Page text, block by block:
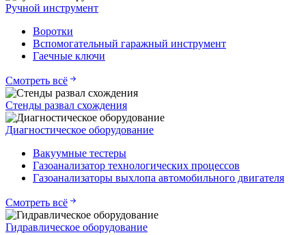
Ручной инструмент
Воротки
Вспомогательный гаражный инструмент
Гаечные ключи
Смотреть всё
Стенды развал схождения
Диагностическое оборудование
Вакуумные тестеры
Газоанализатор технологических процессов
Газоанализаторы выхлопа автомобильного двигателя
Смотреть всё
Гидравлическое оборудование